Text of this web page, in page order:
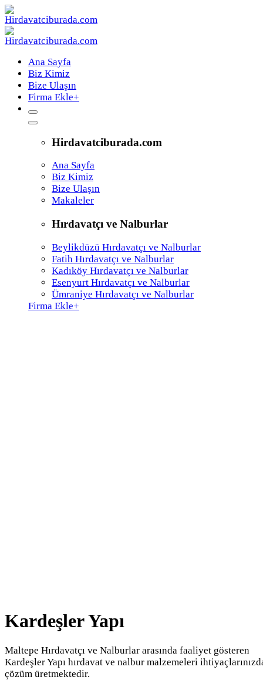
Ana Sayfa
Biz Kimiz
Bize Ulaşın
Firma Ekle+
Hirdavatciburada.com
Ana Sayfa
Biz Kimiz
Bize Ulaşın
Makaleler
Hırdavatçı ve Nalburlar
Beylikdüzü Hırdavatçı ve Nalburlar
Fatih Hırdavatçı ve Nalburlar
Kadıköy Hırdavatçı ve Nalburlar
Esenyurt Hırdavatçı ve Nalburlar
Ümraniye Hırdavatçı ve Nalburlar
Firma Ekle+
Kardeşler Yapı
Maltepe Hırdavatçı ve Nalburlar arasında faaliyet gösteren
Kardeşler Yapı hırdavat ve nalbur malzemeleri
çözüm üretmektedir.